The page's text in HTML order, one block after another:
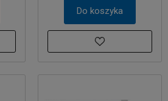
Do koszyka